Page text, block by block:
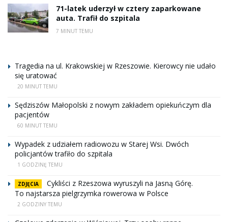
71-latek uderzył w cztery zaparkowane
auta. Trafił do szpitala
7 MINUT TEMU
Tragedia na ul. Krakowskiej w Rzeszowie. Kierowcy nie udało
się uratować
20 MINUT TEMU
Sędziszów Małopolski z nowym zakładem opiekuńczym dla
pacjentów
60 MINUT TEMU
Wypadek z udziałem radiowozu w Starej Wsi. Dwóch
policjantów trafiło do szpitala
1 GODZINĘ TEMU
ZDJĘCIA
Cykliści z Rzeszowa wyruszyli na Jasną Górę.
To najstarsza pielgrzymka rowerowa w Polsce
2 GODZINY TEMU